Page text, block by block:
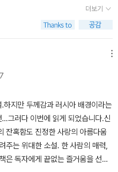
입니다.''또는 낯선 사람들과?'대령이
사람보다 더 마음이 통하는 영혼
언급되는 것을 보고 혼란스러웠다.
야 하는 '종신 연금형'은 백작이 자
는 엉뚱한 생각으로 이어졌다.백작
간에 머물 수 있고, 갇혀 있을 수 있
던 게 아닐까. 이 책을 읽다보면,나
낡고 해어지지만,그걸 잘 손질해
준의 '뉴스공장'에서 고 노회찬 님
이야말로 이 책에 등장하는 로스토
다 해서 정직과 충의를 말하고 싶은
떠나간 것들을 추모한답시고 새로
사실을 배웠다. 아니, 알고는 있었
놓아 주게 되었달까. 막상 이렇게
신은 아니라고 생각한 지도 참 오래
하고, 세상의 변화를 열린 마음으로
소피야의 가능성을 끝내 인정해 주
가득한 작품인데, 일일이 다뤘다가
작가가 어째서 러시아 배경의 이야
된다. 아마 어느 누구라도 보야르스
중인 백작에게 서비스를 받게 된
사샤는 올드스쿨 스타일의 품격 있
라는 생각을 그대로 유지한다. 아
명가들이 들었다면 당장에 총살을
위험한 생각이 아니었던가. 줄리
대>에서 스탈린 폭정의 시대를 살
코비치의 불안을 정확하게 타격해
토울스는 스탈린 시대를 간략하게
전쟁에서 조국을 지켜낸 독재자
만큼 적절한 와인을 추천할 수 없기
마음 속 치부책에 적어두게 된다.
았다. 작가와 독자는 쓰고 읽으면서
부지배인, 수석지배인이 되는 인물
터를 정해버린다. 솔직하게 쓰자
느 음식엔 어느 와인이 어울리는지
나가서, 집 앞 ‘홈 플러스’에 가
마셔볼까? 뭐 이런 생각. 그러나 중
테 와인은 무슨. 한 20년 전 쯤부
시 난 천성이 귀족들하고는 원래 멀
택하겠다. 삼겹살 수육에 소주 한
한 존재가 된다. 30년 동안 호텔이
사람치고는 우아하고 풍요로운
띄는 짓만 하지 않으면 죽을 때까
살 수도 있었겠지만, 로스토프는
선택을 한다. 자신의 여생과 소피야
것이다. 이 대목에서 나는 영화 <
에서 주인공 앤디는 자신이 저지르
이를 하게 되지만, 절망하지 않고 좌
는 모습을 보인다. 감옥에서 친구
도서관도 만들고, 음악도 들으며 나
, 앤디는 돌연 탈옥을 감행한다. 자
아무 데도 가지 못하는 사람은 날
더보기
하지만 두께감과 러시아 배경이라는
그러다 이번에 읽게 되었습니다.신
잔혹함도 진정한 사랑의 아름다움
주는 위대한 소설. 한 사람의 매력,
은 독자에게 끝없는 즐거움을 선사